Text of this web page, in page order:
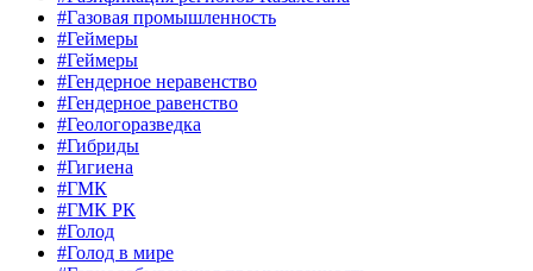
#Газовая промышленность
#Геймеры
#Геймеры
#Гендерное неравенство
#Гендерное равенство
#Геологоразведка
#Гибриды
#Гигиена
#ГМК
#ГМК РК
#Голод
#Голод в мире